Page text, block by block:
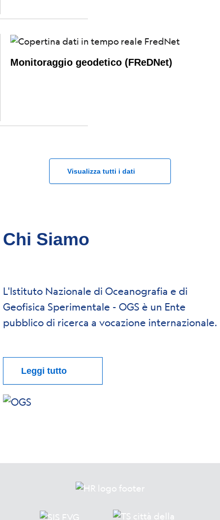
Monitoraggio geodetico (FReDNet)
Visualizza tutti i dati
Chi Siamo
L'Istituto Nazionale di Oceanografia e di
Geofisica Sperimentale - OGS è un Ente
pubblico di ricerca a vocazione internazionale.
Leggi tutto